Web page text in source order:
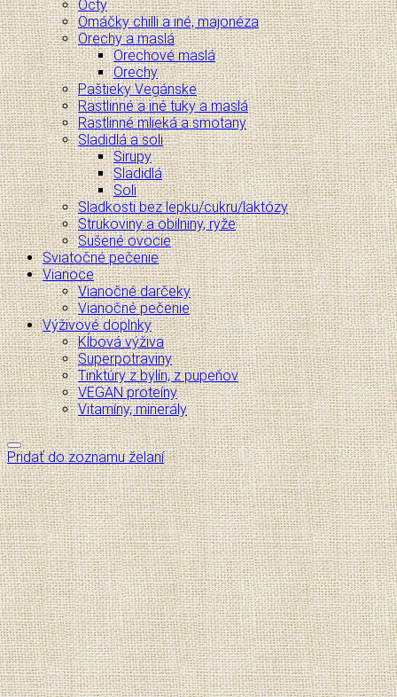
Octy
Omáčky chilli a iné, majonéza
Orechy a maslá
Orechové maslá
Orechy
Paštieky Vegánske
Rastlinné a iné tuky a maslá
Rastlinné mlieká a smotany
Sladidlá a soli
Sirupy
Sladidlá
Soli
Sladkosti bez lepku/cukru/laktózy
Strukoviny a obilniny, ryže
Sušené ovocie
Sviatočné pečenie
Vianoce
Vianočné darčeky
Vianočné pečenie
Výživové doplnky
Kĺbová výživa
Superpotraviny
Tinktúry z bylín, z pupeňov
VEGAN proteíny
Vitamíny, minerály
Pridať do zoznamu želaní